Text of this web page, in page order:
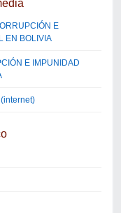
E
EN BOLIVIA
E IMPUNIDAD